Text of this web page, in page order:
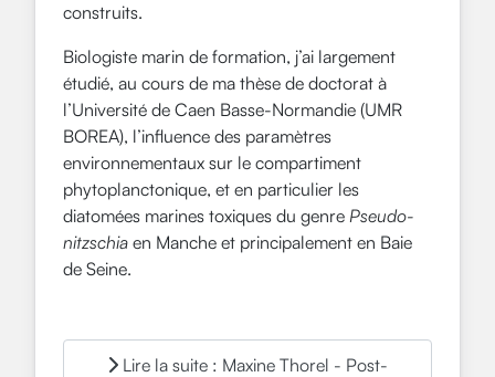
construits.
Biologiste marin de formation, j’ai largement
étudié, au cours de ma thèse de doctorat à
l’Université de Caen Basse-Normandie (UMR
BOREA), l’influence des paramètres
environnementaux sur le compartiment
phytoplanctonique, et en particulier les
diatomées marines toxiques du genre Pseudo-
nitzschia en Manche et principalement en Baie
de Seine.
Lire la suite : Maxine Thorel - Post-